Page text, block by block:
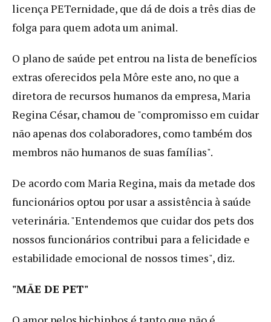
licença PETernidade, que dá de dois a três dias de
folga para quem adota um animal.
O plano de saúde pet entrou na lista de benefícios
extras oferecidos pela Môre este ano, no que a
diretora de recursos humanos da empresa, Maria
Regina César, chamou de "compromisso em cuidar
não apenas dos colaboradores, como também dos
membros não humanos de suas famílias".
De acordo com Maria Regina, mais da metade dos
funcionários optou por usar a assistência à saúde
veterinária. "Entendemos que cuidar dos pets dos
nossos funcionários contribui para a felicidade e
estabilidade emocional de nossos times", diz.
"MÃE DE PET"